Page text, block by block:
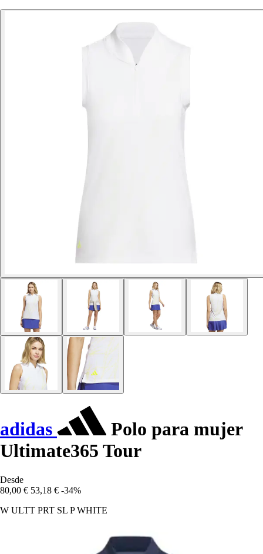
adidas
Polo para mujer
Ultimate365 Tour
Desde
80,00 € 53,18 € -34%
W ULTT PRT SL P WHITE